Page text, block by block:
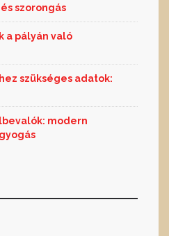
szorongás
a pályán való
szükséges adatok:
modern